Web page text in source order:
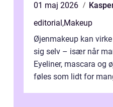
01 maj 2026
editorial,Makeup
Øjenmakeup kan
sig selv – især når
Eyeliner, mascara og
føles som lidt for